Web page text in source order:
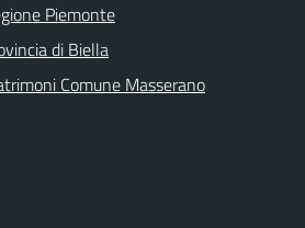
Piemonte
di Biella
Comune Masserano